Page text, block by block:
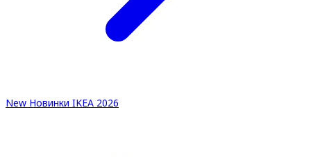
New Новинки IKEA 2026